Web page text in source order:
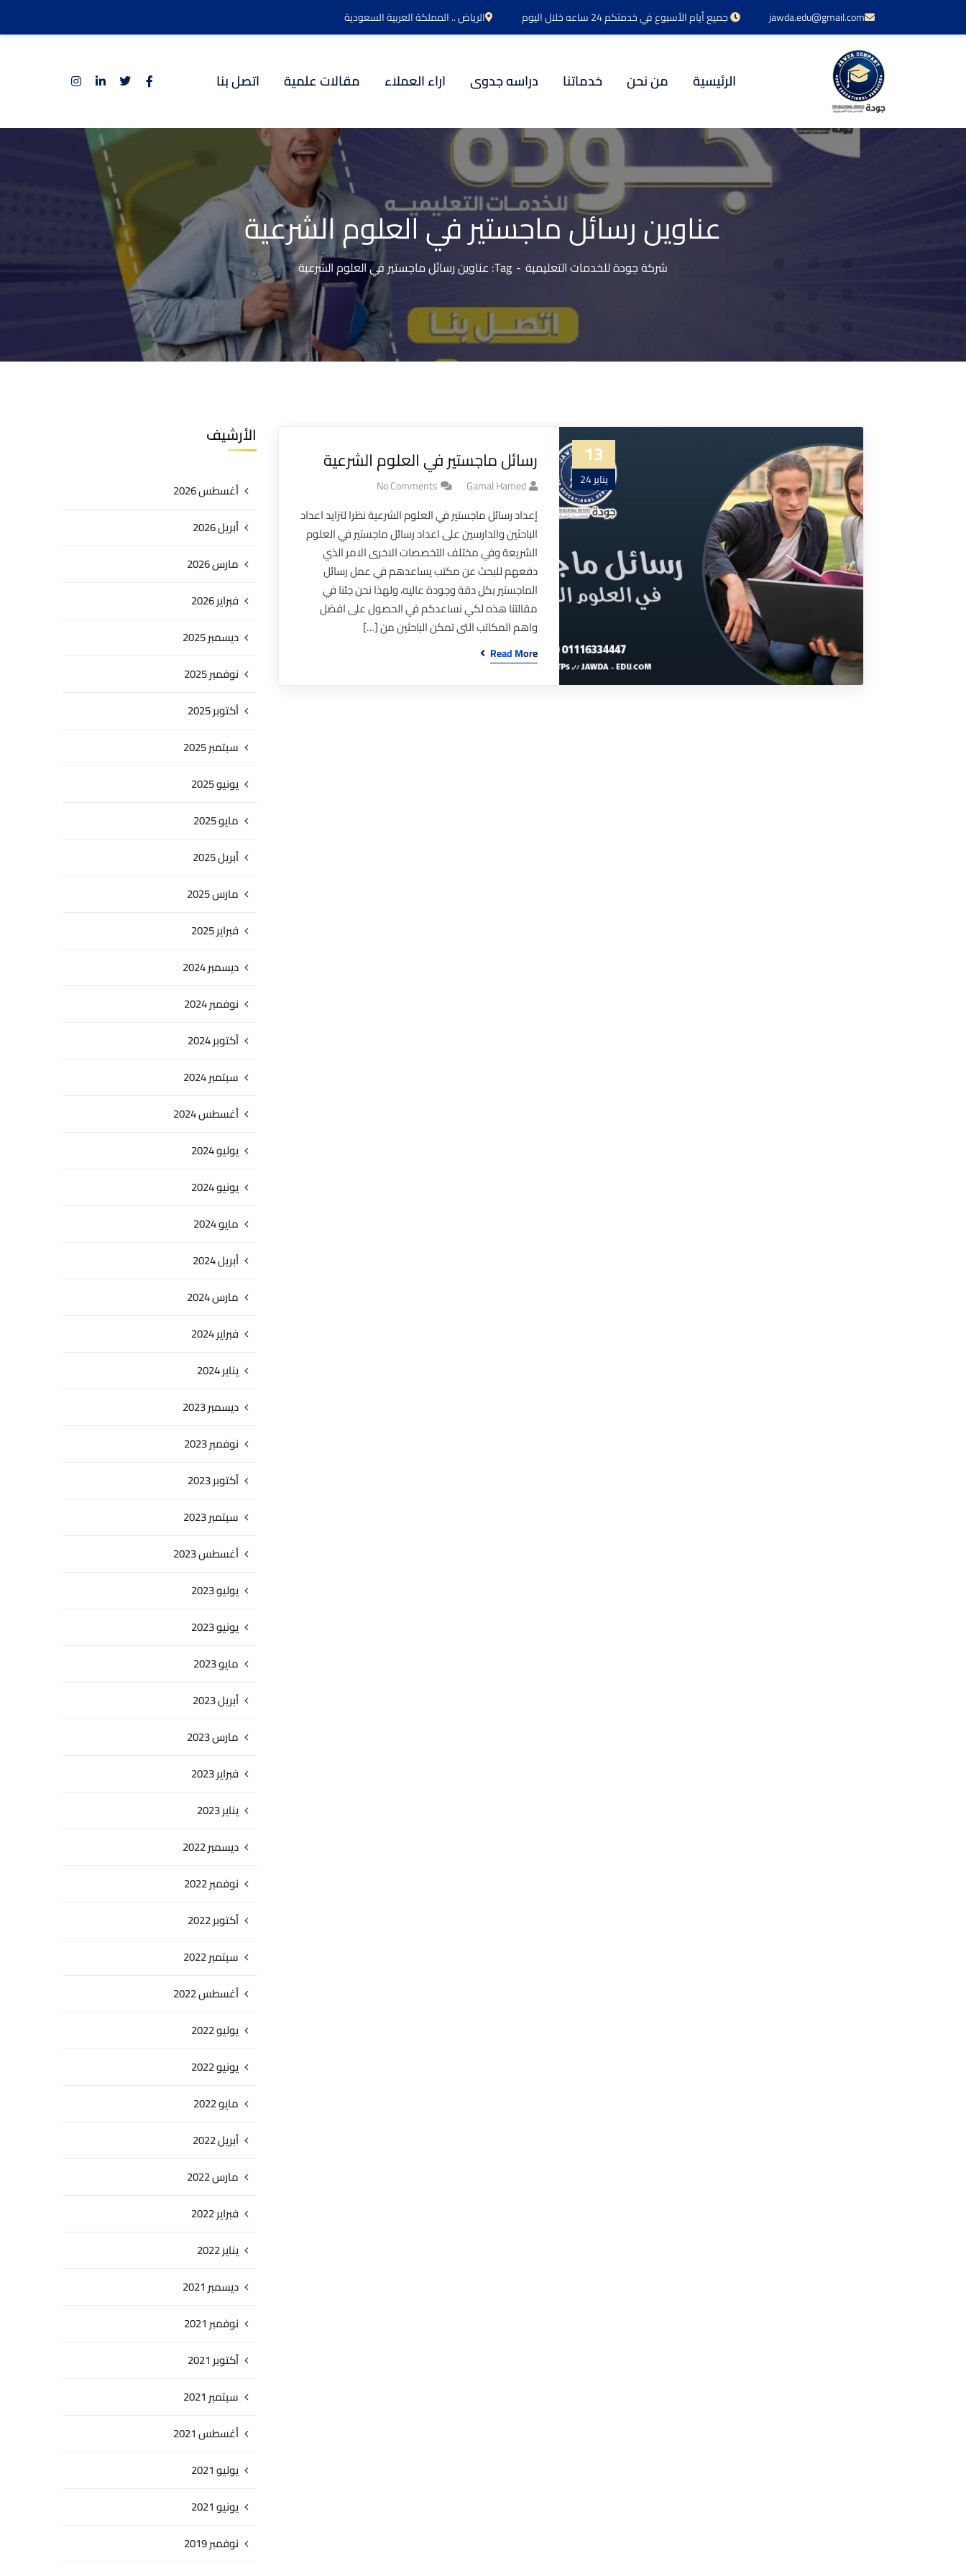
jawda.edu@gmail.com جميع أيام الأسبوع في خدمتكم 24 ساعه خلال اليوم الرياض .. المملكة العربية السعودية
الرئيسية من نحن خدماتنا دراسه جدوى اراء العملاء مقالات علمية اتصل بنا
عناوين رسائل ماجستير في العلوم الشرعية
شركة جودة للخدمات التعليمية Tag: عناوين رسائل ماجستير في العلوم الشرعية
13
يناير 24
رسائل ماجستير في العلوم الشرعية
Gamal Hamed
No Comments
إعداد رسائل ماجستير في العلوم الشرعية نظرا لتزايد اعداد
الباحثين والدارسين على اعداد رسائل ماجستير في العلوم
الشريعة وفي مختلف التخصصات الاخرى الامر الذي
دفعهم للبحث عن مكتب يساعدهم في عمل رسائل
الماجستير بكل دقة وجودة عاليه، ولهذا نحن جئنا في
مقالتنا هذه لكي نساعدكم في الحصول على افضل
واهم المكاتب التى تمكن الباحثين من […]
Read More
الأرشيف
أغسطس 2026
أبريل 2026
مارس 2026
فبراير 2026
ديسمبر 2025
نوفمبر 2025
أكتوبر 2025
سبتمبر 2025
يونيو 2025
مايو 2025
أبريل 2025
مارس 2025
فبراير 2025
ديسمبر 2024
نوفمبر 2024
أكتوبر 2024
سبتمبر 2024
أغسطس 2024
يوليو 2024
يونيو 2024
مايو 2024
أبريل 2024
مارس 2024
فبراير 2024
يناير 2024
ديسمبر 2023
نوفمبر 2023
أكتوبر 2023
سبتمبر 2023
أغسطس 2023
يوليو 2023
يونيو 2023
مايو 2023
أبريل 2023
مارس 2023
فبراير 2023
يناير 2023
ديسمبر 2022
نوفمبر 2022
أكتوبر 2022
سبتمبر 2022
أغسطس 2022
يوليو 2022
يونيو 2022
مايو 2022
أبريل 2022
مارس 2022
فبراير 2022
يناير 2022
ديسمبر 2021
نوفمبر 2021
أكتوبر 2021
سبتمبر 2021
أغسطس 2021
يوليو 2021
يونيو 2021
نوفمبر 2019